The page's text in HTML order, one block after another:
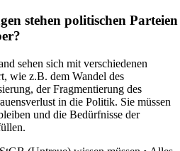
stehen politischen Parteien
sehen sich mit verschiedenen
wie z.B. dem Wandel des
der Fragmentierung des
in die Politik. Sie müssen
und die Bedürfnisse der